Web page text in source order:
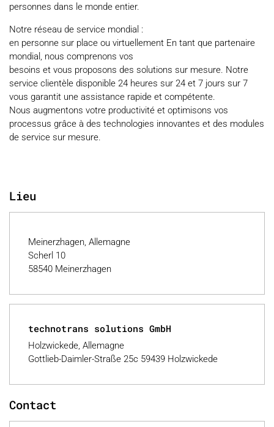
personnes dans le monde entier.
Notre réseau de service mondial :
en personne sur place ou virtuellement En tant que partenaire
mondial, nous comprenons vos
besoins et vous proposons des solutions sur mesure. Notre
service clientèle disponible 24 heures sur 24 et 7 jours sur 7
vous garantit une assistance rapide et compétente.
Nous augmentons votre productivité et optimisons vos
processus grâce à des technologies innovantes et des modules
de service sur mesure.
Lieu
Meinerzhagen, Allemagne
Scherl 10
58540 Meinerzhagen
technotrans solutions GmbH
Holzwickede, Allemagne
Gottlieb-Daimler-Straße 25c 59439 Holzwickede
Contact